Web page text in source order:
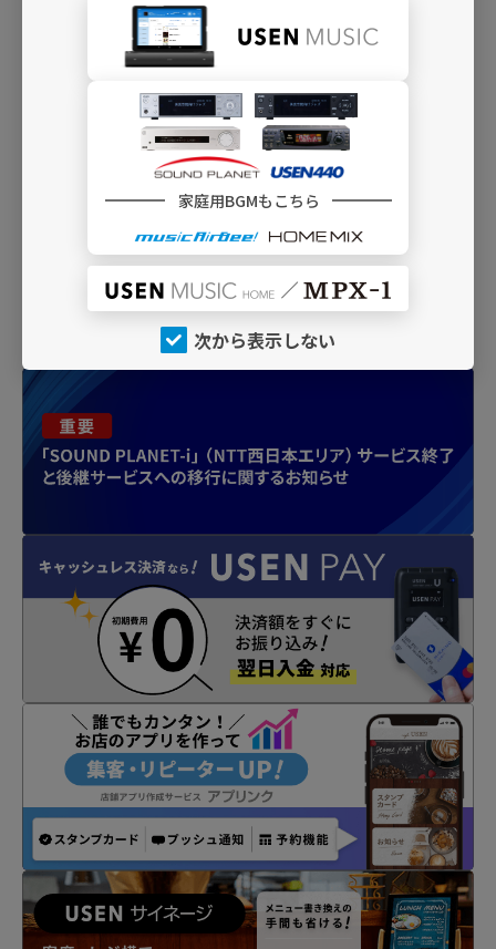
I20 くつろぎのGuitar Compilation
アコースティック・ギターの奏でる穏やかな
楽曲を集めて
J11 ピアノ 童謡インスト
懐かしく美しい童謡のメロディを、優しく響
くピアノの音色で
家庭用BGMもこちら
次から表示しない